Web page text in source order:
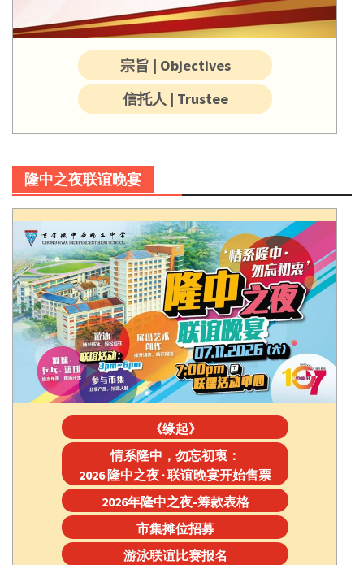
宗旨 | Objectives
信托人 | Trustee
隆中之夜联谊晚宴
《缘起》
情系隆中，勿忘初衷：
2026 隆中之夜 · 联谊晚宴开始售票
2026年隆中之夜-筹款表格
市集摊位招募
游泳联谊比赛报名